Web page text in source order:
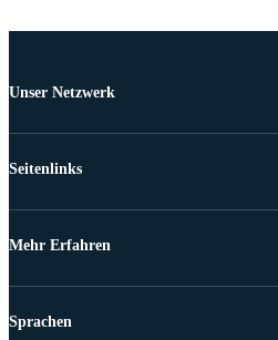
Unser Netzwerk
Seitenlinks
Mehr Erfahren
Sprachen